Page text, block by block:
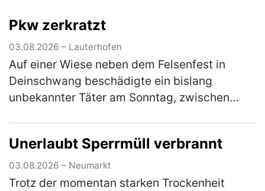
die nicht weit genug rechts fuhr.…
Pkw zerkratzt
03.08.2026 – Lauterhofen
Auf einer Wiese neben dem Felsenfest in
Deinschwang beschädigte ein bislang
unbekannter Täter am Sonntag, zwischen
Fahrzeugseite…(mehr)
Unerlaubt Sperrmüll verbrannt
03.08.2026 – Neumarkt
Trotz der momentan starken Trockenheit